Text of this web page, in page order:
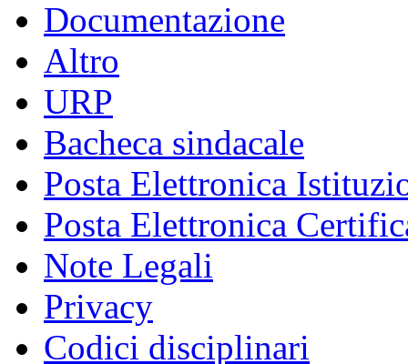
Documentazione
Altro
URP
Bacheca sindacale
Posta Elettronica
Posta Elettronica
Note Legali
Privacy
Codici disciplinari